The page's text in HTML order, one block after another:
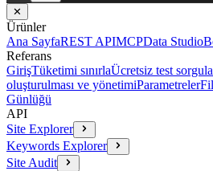
✕
Ürünler
Ana SayfaREST APIMCPData Studio
Referans
GirişTüketimi sınırlaÜcretsiz test
oluşturulması ve yönetimiParametreler
Günlüğü
API
Site Explorer
Keywords Explorer
Site Audit